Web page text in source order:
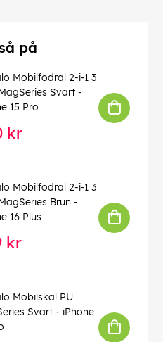
på
Mobilfodral 2-i-1 3
Svart -
15 Pro
kr
Mobilfodral 2-i-1 3
Brun -
16 Plus
kr
Mobilskal PU
Svart - iPhone